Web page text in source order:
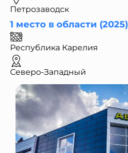
Петрозаводск
1 место в области (2025)
Республика Карелия
Северо-Западный